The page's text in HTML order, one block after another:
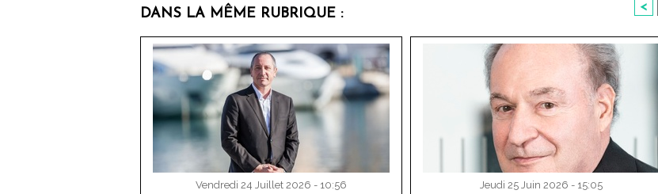
DANS LA MÊME RUBRIQUE : <
Vendredi 24 Juillet 2026 - 10:56 Jeudi 25 Juin 2026 - 15:05